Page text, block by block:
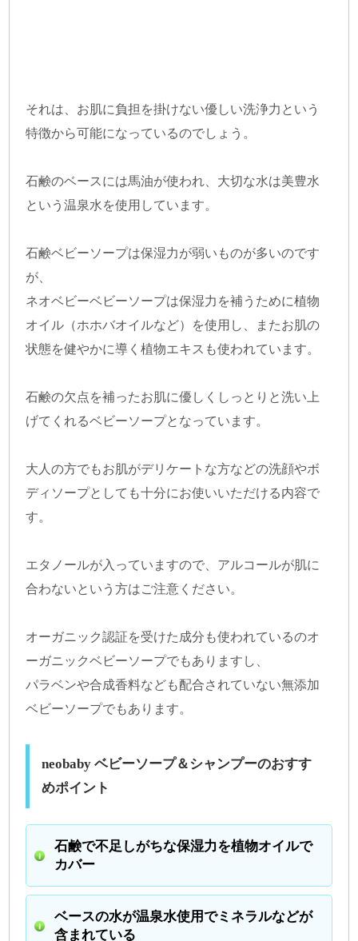
それは、お肌に負担を掛けない優しい洗浄力という
特徴から可能になっているのでしょう。
石鹸のベースには馬油が使われ、大切な水は美豊水
という温泉水を使用しています。
石鹸ベビーソープは保湿力が弱いものが多いのです
が、
ネオベビーベビーソープは保湿力を補うために植物
オイル（ホホバオイルなど）を使用し、またお肌の
状態を健やかに導く植物エキスも使われています。
石鹸の欠点を補ったお肌に優しくしっとりと洗い上
げてくれるベビーソープとなっています。
大人の方でもお肌がデリケートな方などの洗顔やボ
ディソープとしても十分にお使いいただける内容で
す。
エタノールが入っていますので、アルコールが肌に
合わないという方はご注意ください。
オーガニック認証を受けた成分も使われているのオ
ーガニックベビーソープでもありますし、
パラベンや合成香料なども配合されていない無添加
ベビーソープでもあります。
neobaby ベビーソープ＆シャンプーのおすす
めポイント
石鹸で不足しがちな保湿力を植物オイルで
カバー
ベースの水が温泉水使用でミネラルなどが
含まれている